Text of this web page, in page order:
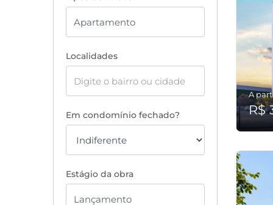
Localidades
Em condomínio fechado?
Estágio da obra
A
R$